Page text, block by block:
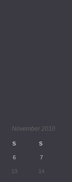
November 2010
S S
6 7
13 14